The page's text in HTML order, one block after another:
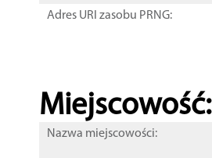
Adres URI zasobu PRNG:
Miejscowość:
Nazwa miejscowości: